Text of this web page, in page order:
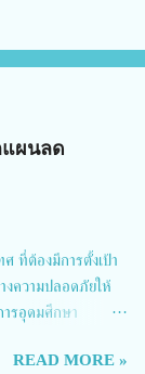
แผนลด
ที่ต้องมีการตั้งเป้า
งความปลอดภัยให้
ารอุดมศึกษา
ลการดำเนินงาน
READ MORE »